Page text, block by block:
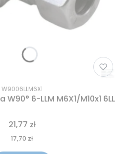
W9006LLM6X1
6-LLM M6X1/M10x1 6LL
21,77 zł
17,70 zł